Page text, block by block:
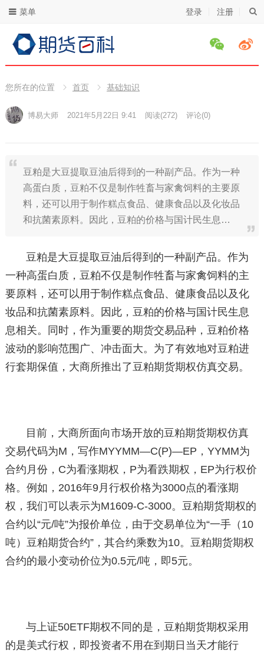
登录 注册
菜单
您所在的位置 首页 基础知识
博易大师 2021年5月22日 9:41 阅读(272) 评论(0)
豆粕是大豆提取豆油后得到的一种副产品。作为一种
高蛋白质，豆粕不仅是制作牲畜与家禽饲料的主要原
料，还可以用于制作糕点食品、健康食品以及化妆品
和抗菌素原料。因此，豆粕的价格与国计民生息…
豆粕是大豆提取豆油后得到的一种副产品。作为
一种高蛋白质，豆粕不仅是制作牲畜与家禽饲料的主
要原料，还可以用于制作糕点食品、健康食品以及化
妆品和抗菌素原料。因此，豆粕的价格与国计民生息
息相关。同时，作为重要的期货交易品种，豆粕价格
波动的影响范围广、冲击面大。为了有效地对豆粕进
行套期保值，大商所推出了豆粕期货期权仿真交易。
目前，大商所面向市场开放的豆粕期货期权仿真
交易代码为M，写作MYYMM—C(P)—EP，YYMM为
合约月份，C为看涨期权，P为看跌期权，EP为行权价
格。例如，2016年9月行权价格为3000点的看涨期
权，我们可以表示为M1609-C-3000。豆粕期货期权的
合约以“元/吨”为报价单位，由于交易单位为“一手（10
吨）豆粕期货合约”，其合约乘数为10。豆粕期货期权
合约的最小变动价位为0.5元/吨，即5元。
与上证50ETF期权不同的是，豆粕期货期权采用
的是美式行权，即投资者不用在到期日当天才能行